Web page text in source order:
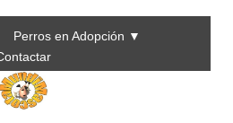
Perros en Adopción ▼